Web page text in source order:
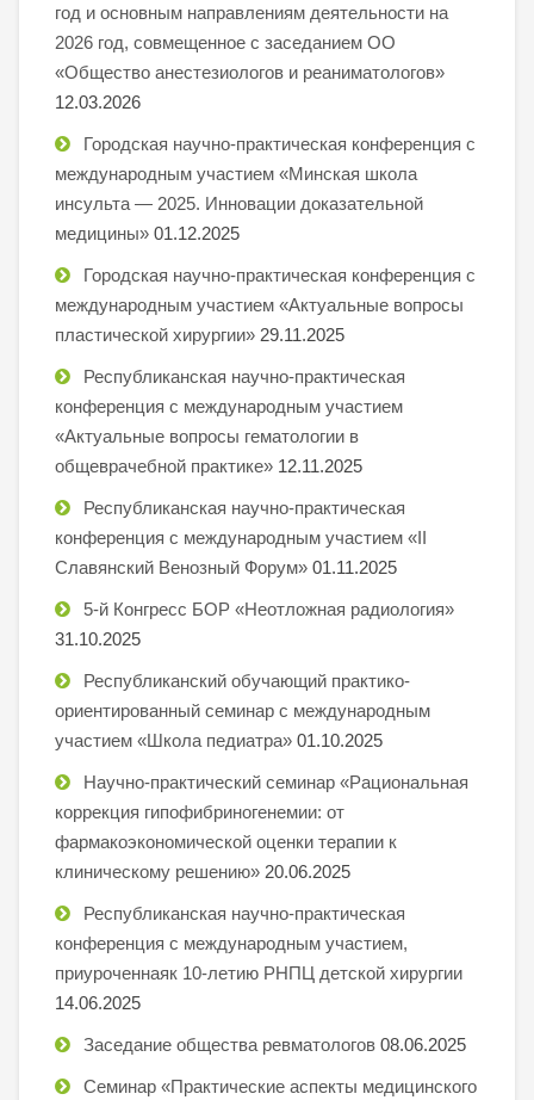
год и основным направлениям деятельности на
2026 год, совмещенное с заседанием ОО
«Общество анестезиологов и реаниматологов»
12.03.2026
Городская научно-практическая конференция с
международным участием «Минская школа
инсульта — 2025. Инновации доказательной
медицины» 01.12.2025
Городская научно-практическая конференция с
международным участием «Актуальные вопросы
пластической хирургии» 29.11.2025
Республиканская научно-практическая
конференция с международным участием
«Актуальные вопросы гематологии в
общеврачебной практике» 12.11.2025
Республиканская научно-практическая
конференция с международным участием «II
Славянский Венозный Форум» 01.11.2025
5-й Конгресс БОР «Неотложная радиология»
31.10.2025
Республиканский обучающий практико-
ориентированный семинар с международным
участием «Школа педиатра» 01.10.2025
Научно-практический семинар «Рациональная
коррекция гипофибриногенемии: от
фармакоэкономической оценки терапии к
клиническому решению» 20.06.2025
Республиканская научно-практическая
конференция с международным участием,
приуроченнаяк 10-летию РНПЦ детской хирургии
14.06.2025
Заседание общества ревматологов 08.06.2025
Семинар «Практические аспекты медицинского